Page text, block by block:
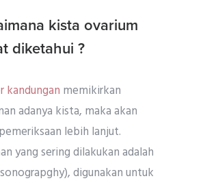
kista ovarium
diketahui ?
kandungan memikirkan
adanya kista, maka akan
lebih lanjut.
yang sering dilakukan adalah
digunakan untuk